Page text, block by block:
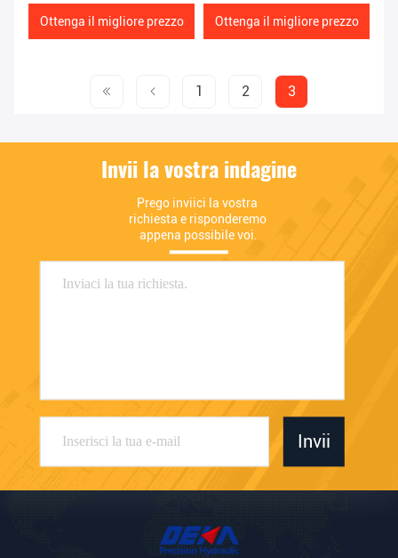
Ottenga il migliore prezzo Ottenga il migliore prezzo
1 2 3
Invii la vostra indagine
Prego inviici la vostra
richiesta e risponderemo
appena possibile voi.
Invii